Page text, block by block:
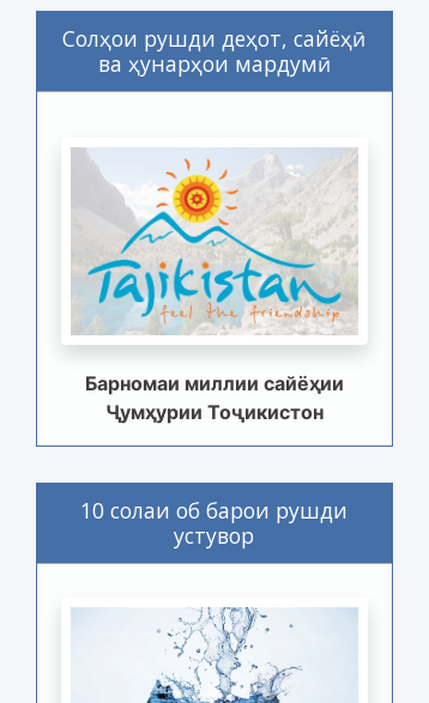
Солҳои рушди деҳот, сайёҳӣ
ва ҳунарҳои мардумӣ
Барномаи миллии сайёҳии
Ҷумҳурии Тоҷикистон
10 солаи об барои рушди
устувор